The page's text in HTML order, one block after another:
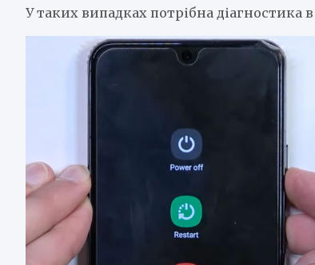
У таких випадках потрібна діагностика